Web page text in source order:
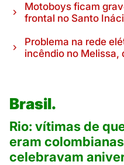
Motoboys ficam
frontal no Santo
Problema na rede
incêndio no Melissa,
Brasil.
Rio: vítimas de
eram
celebravam